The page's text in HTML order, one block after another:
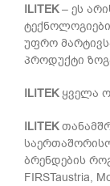
ILITEK – ეს
უფრო
პროდუქტი
ILITEK ყველა
ILITEK
ბრენდების
FIRSTaustria,